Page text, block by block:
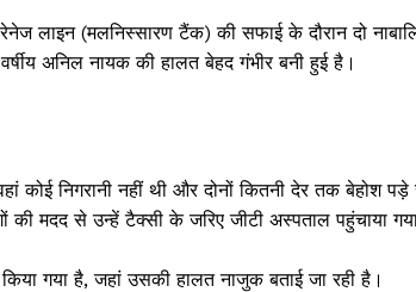
लाइन (मलनिस्सारण टैंक) की सफाई के दौरान दो
अनिल नायक की हालत बेहद गंभीर बनी हुई है।
निगरानी नहीं थी और दोनों कितनी देर तक बेहोश पड़े
की मदद से उन्हें टैक्सी के जरिए जीटी अस्पताल पहुंचाया
गया है, जहां उसकी हालत नाजुक बताई जा रही है।